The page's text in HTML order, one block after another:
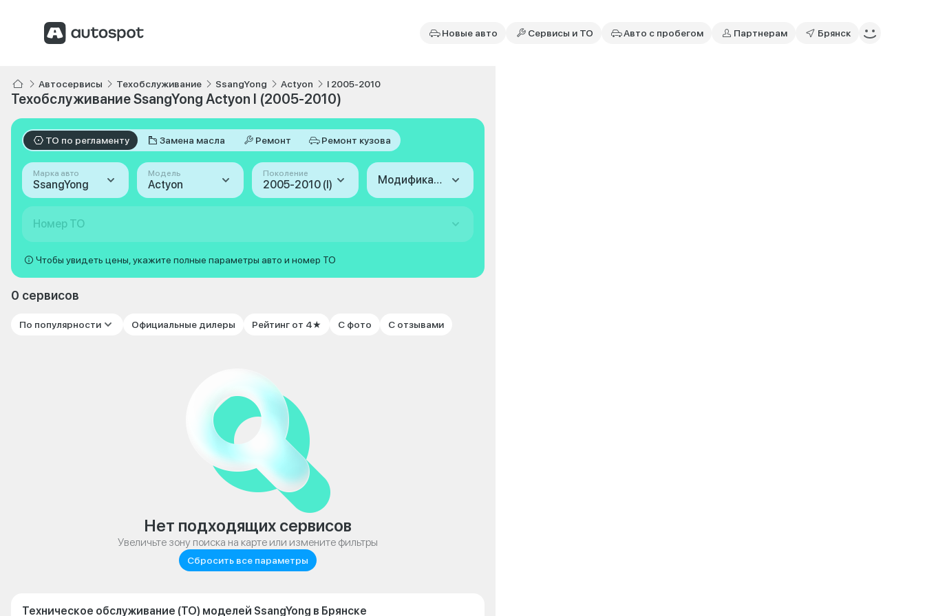
Новые авто Сервисы и ТО Авто с пробегом Партнерам Брянск
Автосервисы Техобслуживание SsangYong Actyon I 2005-2010
Техобслуживание SsangYong Actyon I (2005-2010)
ТО по регламенту Замена масла Ремонт Ремонт кузова
Марка авто
SsangYong
Модель
Actyon
Поколение
2005-2010 (I) Модификация
Номер ТО
Чтобы увидеть цены, укажите полные параметры авто и номер ТО
0 сервисов
По популярности Официальные дилеры Рейтинг от 4★ С фото С отзывами
Нет подходящих сервисов
Увеличьте зону поиска на карте или измените фильтры
Сбросить все параметры
Техническое обслуживание (ТО) моделей SsangYong в Брянске